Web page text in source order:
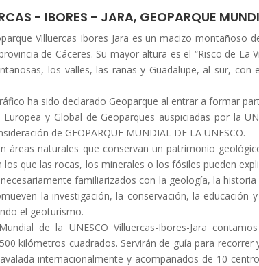
- IBORES - JARA, GEOPARQUE
Villuercas Ibores Jara es un macizo montañoso
de Cáceres. Su mayor altura es el “Risco de La
los valles, las rañas y Guadalupe, al sur,
ha sido declarado Geoparque al entrar a formar
Europea y Global de Geoparques auspiciadas por la
de GEOPARQUE MUNDIAL DE LA UNESCO.
áreas naturales que conservan un patrimonio
los que las rocas, los minerales o los fósiles pueden
familiarizados con la geología, la
la investigación, la conservación, la educación
el geoturismo.
de la UNESCO Villuercas-Ibores-Jara
kilómetros cuadrados. Servirán de guía para
internacionalmente y acompañados de 10